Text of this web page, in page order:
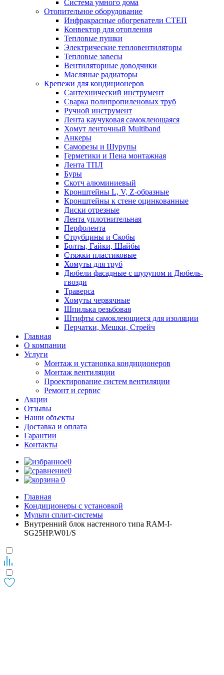
Система умного дома
Отопительное оборудование
Инфракрасные обогреватели СТЕП
Конвектор для отопления
Тепловые пушки
Электрические тепловентиляторы
Тепловые завесы
Вентиляторные доводчики
Масляные радиаторы
Крепежи для кондиционеров
Сантехнический инструмент
Сварка полипропиленовых труб
Ручной инструмент
Лента каучуковая самоклеющаяся
Хомут ленточный Multiband
Анкеры
Саморезы и Шурупы
Герметики и Пена монтажная
Лента ТПЛ
Буры
Скотч алюминиевый
Кронштейны L, V, Z-образные
Кронштейны к стене оцинкованные
Диски отрезные
Лента уплотнительная
Перфолента
Струбцины и Скобы
Болты, Гайки, Шайбы
Стяжки пластиковые
Хомуты для труб
Дюбели фасадные с шурупом и Дюбель-
гвозди
Траверса
Хомуты червячные
Шпилька резьбовая
Штифты самоклеющиеся для изоляции
Перчатки, Мешки, Стрейч
Главная
О компании
Услуги
Монтаж и установка кондиционеров
Монтаж вентиляции
Проектирование систем вентиляции
Ремонт и сервис
Акции
Отзывы
Наши объекты
Доставка и оплата
Гарантии
Контакты
0
0
0
Главная
Кондиционеры с установкой
Мульти сплит-системы
Внутренний блок настенного типа RAM-I-
SG25HP.W01/S